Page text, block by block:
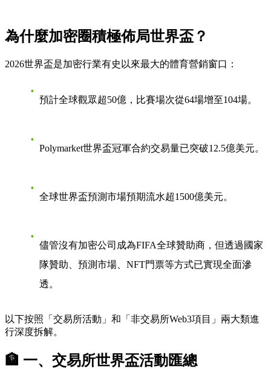
為什麼加密圈積極佈局世界盃？
2026世界盃是加密行業有史以來最大的體育營銷窗口：
預計全球觀眾超50億 ，比賽場次從64場增至104場。
Polymarket世界盃冠軍合約交易量已突破12.5億美元。
全球世界盃預測市場預期流水超1500億美元。
儘管沒有加密公司成為FIFA全球贊助商，但透過國家
隊贊助、預測市場、NFT門票等方式已實現全面滲
透。
以下按照「交易所活動」和「非交易所Web3項目」兩大類進
行深度拆解。
🏦 一、交易所世界盃活動匯總